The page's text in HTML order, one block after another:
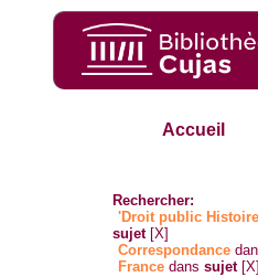
Accueil
Rechercher:
'Droit public
sujet [X]
Correspondance
France danssujet [X]